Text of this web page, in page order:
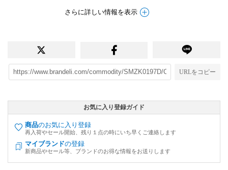
さらに詳しい情報を表示
URLをコピー
お気に入り登録ガイド
商品のお気に入り登録
再入荷やセール開始、残り１点の時にいち早くご連絡します
マイブランドの登録
新商品やセール等、ブランドのお得な情報をお送りします